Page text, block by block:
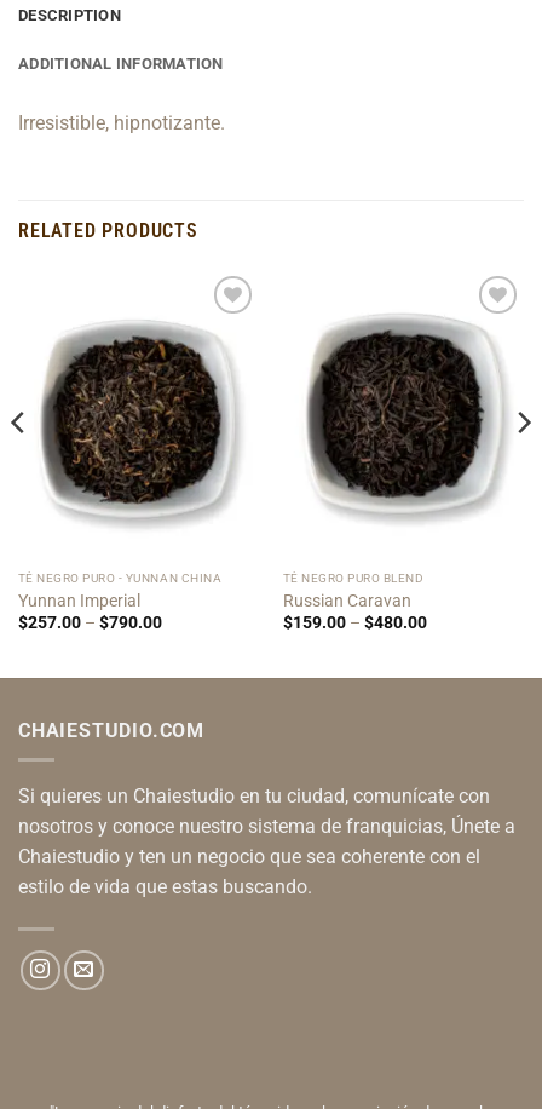
DESCRIPTION
ADDITIONAL INFORMATION
Irresistible, hipnotizante.
RELATED PRODUCTS
Add to
Wishlist
TÉ NEGRO PURO - YUNNAN CHINA
Yunnan Imperial
$257.00 – $790.00Price
$790.00
Add to
Wishlist
TÉ NEGRO PURO BLEND
Russian Caravan
$159.00 – $480.00Price
$480.00
CHAIESTUDIO.COM
Si quieres un Chaiestudio en tu ciudad, comunícate con
nosotros y conoce nuestro sistema de franquicias, Únete a
Chaiestudio y ten un negocio que sea coherente con el
estilo de vida que estas buscando.